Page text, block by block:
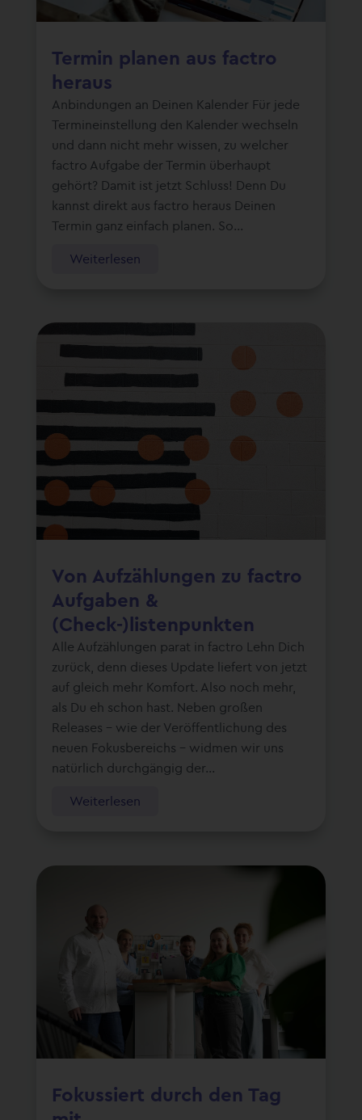
Termin planen aus factro
heraus
Anbindungen an Deinen Kalender Für jede
Termineinstellung den Kalender wechseln
und dann nicht mehr wissen, zu welcher
factro Aufgabe der Termin überhaupt
gehört? Damit ist jetzt Schluss! Denn Du
kannst direkt aus factro heraus Deinen
Termin ganz einfach planen. So...
Weiterlesen
Von Aufzählungen zu factro
Aufgaben &
(Check-)listenpunkten
Alle Aufzählungen parat in factro Lehn Dich
zurück, denn dieses Update liefert von jetzt
auf gleich mehr Komfort. Also noch mehr,
als Du eh schon hast. Neben großen
Releases – wie der Veröffentlichung des
neuen Fokusbereichs – widmen wir uns
natürlich durchgängig der...
Weiterlesen
Fokussiert durch den Tag